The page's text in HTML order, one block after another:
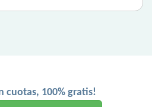
cuotas, 100% gratis!